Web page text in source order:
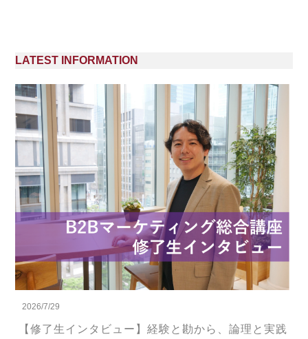
LATEST INFORMATION
2026/7/29
【修了生インタビュー】経験と勘から、論理と実践